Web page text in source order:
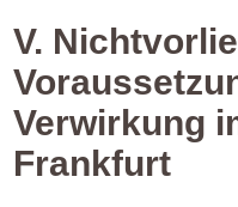
V.
Verwirkung
Frankfurt